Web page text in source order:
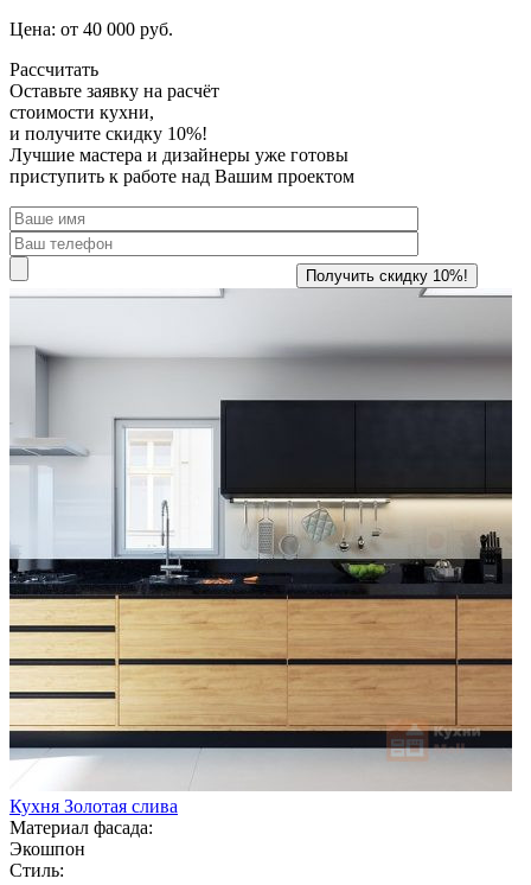
Цена: от 40 000 руб.
Рассчитать
Оставьте заявку на расчёт
стоимости кухни,
и получите скидку 10%!
Лучшие мастера и дизайнеры уже готовы
приступить к работе над Вашим проектом
Кухня Золотая слива
Материал фасада:
Экошпон
Стиль: